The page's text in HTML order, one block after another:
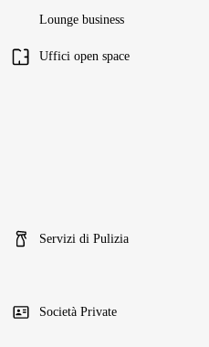
Lounge business
Uffici open space
Servizi di Pulizia
Società Private